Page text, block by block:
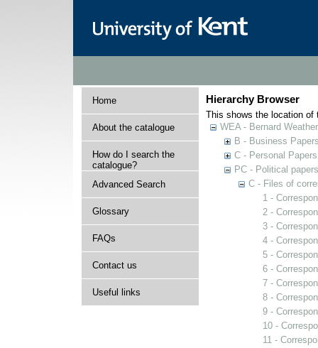
Home
About the catalogue
How do I search the
catalogue?
Advanced Search
Glossary
FAQs
Contact us
Useful links
Hierarchy Browser
This shows the location of
WEA - Bernard
B - Business
C - Personal Papers
PC - Political
C - Files of
1 -
2 -
3 -
4 -
5 -
6 -
7 -
8 -
9 -
10 -
11 -